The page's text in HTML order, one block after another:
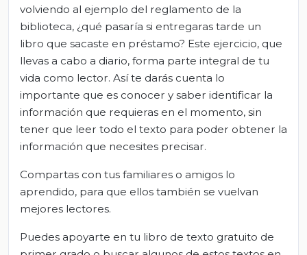
volviendo al ejemplo del reglamento de la
biblioteca, ¿qué pasaría si entregaras tarde un
libro que sacaste en préstamo? Este ejercicio, que
llevas a cabo a diario, forma parte integral de tu
vida como lector. Así te darás cuenta lo
importante que es conocer y saber identificar la
información que requieras en el momento, sin
tener que leer todo el texto para poder obtener la
información que necesites precisar.
Compartas con tus familiares o amigos lo
aprendido, para que ellos también se vuelvan
mejores lectores.
Puedes apoyarte en tu libro de texto gratuito de